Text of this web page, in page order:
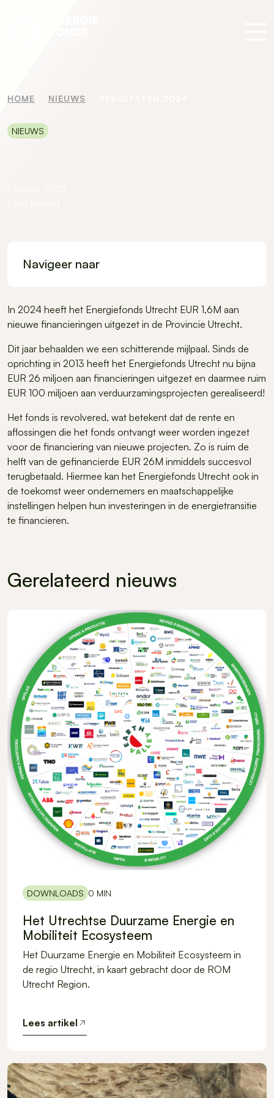
HOME NIEUWS
NIEUWS
In 2024 heeft het Energiefonds Utrecht EUR 1,6M aan
nieuwe financieringen uitgezet in de Provincie Utrecht.
Dit jaar behaalden we een schitterende mijlpaal. Sinds de
oprichting in 2013 heeft het Energiefonds Utrecht nu bijna
EUR 26 miljoen aan financieringen uitgezet en daarmee ruim
EUR 100 miljoen aan verduurzamingsprojecten gerealiseerd!
Het fonds is revolvered, wat betekent dat de rente en
aflossingen die het fonds ontvangt weer worden ingezet
voor de financiering van nieuwe projecten. Zo is ruim de
helft van de gefinancierde EUR 26M inmiddels succesvol
terugbetaald. Hiermee kan het Energiefonds Utrecht ook in
de toekomst weer ondernemers en maatschappelijke
instellingen helpen hun investeringen in de energietransitie
te financieren.
Navigeer naar
Gerelateerd nieuws
DOWNLOADS 0 MIN
Het Utrechtse Duurzame Energie en
Mobiliteit Ecosysteem
Het Duurzame Energie en Mobiliteit Ecosysteem in
de regio Utrecht, in kaart gebracht door de ROM
Utrecht Region.
Lees artikel